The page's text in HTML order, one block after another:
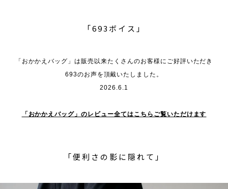
「693ボイス」
「おかかえバッグ」は販売以来たくさんのお客様にご好評いただき
693のお声を頂戴いたしました。
2026.6.1
「おかかえバッグ」のレビュー全てはこちらご覧いただけます
「便利さの影に隠れて」